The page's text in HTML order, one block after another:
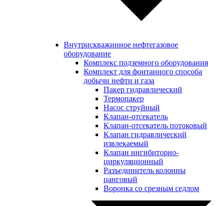
Внутрискважинное нефтегазовое
оборудование
Комплекс подземного оборудования
Комплект для фонтанного способа
добычи нефти и газа
Пакер гидравлический
Термопакер
Насос струйный
Клапан-отсекатель
Клапан-отсекатель потоковый
Клапан гидравлический
извлекаемый
Клапан ингибиторно-
циркуляционный
Разъединитель колонны
цанговый
Воронка со срезным седлом